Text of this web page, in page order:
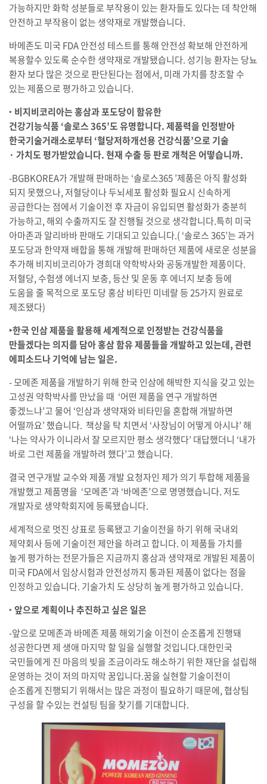
가능하지만 화학 성분들로 부작용이 있는 환자들도 있다는 데 착안해
안전하고 부작용이 없는 생약재로 개발했습니다.
바메존도 미국 FDA 안전성 테스트를 통해 안전성 확보해 안전하게
복용할수 있도록 순수한 생약재로 개발됐습니다. 성기능 환자는 당뇨
환자 보다 많은 것으로 판단된다는 점에서, 미래 가치를 창조할 수
있는 제품으로 평가하고 있습니다.
‣ 비지비코리아는 홍삼과 포도당이 함유한
건강기능식품 ‘솔로스 365’도 유명합니다. 제품력을 인정받아
한국기술거래소로부터 ‘혈당저하개선용 건강식품’으로 기술
· 가치도 평가받았습니다. 현재 수출 등 판로 개척은 어떻습니까.
-BGBKOREA가 개발해 판매하는 ‘솔로스365 ’제품은 아직 활성화
되지 못했으나, 저혈당이나 두뇌세포 활성화 필요시 신속하게
공급한다는 점에서 기술이전 후 자금이 유입되면 활성화가 충분히
가능하고, 해외 수출까지도 잘 진행될 것으로 생각합니다.특히 미국
아마존과 알리바바 판매도 기대되고 있습니다.( ‘솔로스 365’는 과거
포도당과 한약재 배합을 통해 개발해 판매하던 제품에 새로운 성분을
추가해 비지비코리아가 경희대 약학박사와 공동개발한 제품이다.
저혈당, 수험생 에너지 보충, 등산 및 운동 후 에너지 보충 등에
도움을 줄 목적으로 포도당 홍삼 비타민 미네랄 등 25가지 원료로
제조됐다)
‣한국 인삼 제품을 활용해 세계적으로 인정받는 건강식품을
만들겠다는 의지를 담아 홍삼 함유 제품들을 개발하고 있는데, 관련
에피소드나 기억에 남는 일은.
- 모메존 제품을 개발하기 위해 한국 인삼에 해박한 지식을 갖고 있는
고성권 약학박사를 만났을 때 ‘어떤 제품을 연구 개발하면
좋겠느냐’고 물어 ‘인삼과 생약재와 비타민을 혼합해 개발하면
어떨까요’ 했습니다. 책상을 탁 치면서 ‘사장님이 어떻게 아시냐’ 해
‘나는 약사가 이니라서 잘 모르지만 평소 생각했다’ 대답했더니 ‘내가
바로 그런 제품을 개발하려 했다’고 했습니다.
결국 연구개발 교수와 제품 개발 요청자인 제가 의기 투합해 제품을
개발했고 제품명을 ‘모메존’과 ‘바메존’으로 명명했습니다. 저도
개발자로 생약학회지에 등록됐습니다.
세계적으로 멋진 상표로 등록됐고 기술이전을 하기 위해 국내외
제약회사 등에 기술이전 제안을 하려고 합니다. 이 제품들 가치를
높게 평가하는 전문가들은 지금까지 홍삼과 생약재로 개발된 제품이
미국 FDA에서 임상시험과 안전성까지 통과된 제품이 없다는 점을
인정하고 있습니다. 기술가치 도 상당히 높게 평가하고 있습니다.
‣앞으로 계획이나 추진하고 싶은 일은
-앞으로 모메존과 바메존 제품 해외기술 이전이 순조롭게 진행돼
성공한다면 제 생애 마지막 할 일을 실행할 것입니다.대한민국
국민들에게 진 마음의 빚을 조금이라도 해소하기 위한 재단을 설립해
운영하는 것이 저의 마지막 꿈입니다.꿈을 실현할 기술이전이
순조롭게 진행되기 위해서는 많은 과정이 필요하기 때문에, 협상팀
구성을 할 수있는 컨설팅 팀을 찾기를 기대합니다.